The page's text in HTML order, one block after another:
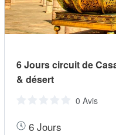
6 Jours circuit de
& désert
0 Avis
6 Jours